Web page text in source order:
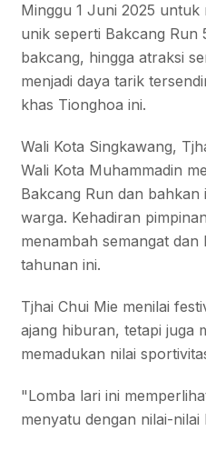
Minggu 1 Juni 2025
unik seperti Bakcang Run
bakcang, hingga atraksi
menjadi daya tarik
khas Tionghoa ini.
Wali Kota Singkawang,
Wali Kota Muhammadin
Bakcang Run dan
warga. Kehadiran
menambah semangat dan
tahunan ini.
Tjhai Chui Mie menilai
ajang hiburan, tetapi juga
memadukan nilai
"Lomba lari ini
menyatu dengan nilai-nilai